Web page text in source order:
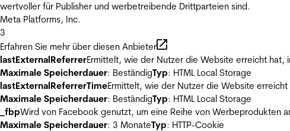
wertvoller für Publisher und werbetreibende Drittparteien sind.
Meta Platforms, Inc.
3
Erfahren Sie mehr über diesen Anbieter
lastExternalReferrerErmittelt, wie der Nutzer die Website erreicht hat,
Maximale Speicherdauer: BeständigTyp: HTML Local Storage
lastExternalReferrerTimeErmittelt, wie der Nutzer die Website
Maximale Speicherdauer: BeständigTyp: HTML Local Storage
_fbpWird von Facebook genutzt, um eine Reihe von Werbeprodukten
Maximale Speicherdauer: 3 MonateTyp: HTTP-Cookie